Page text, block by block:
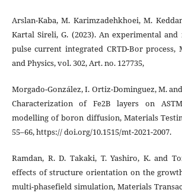
Arslan-Kaba, M. Karimzadehkhoei, M.
Kartal Sireli, G. (2023). An experimental
pulse current integrated CRTD-Bor process,
and Physics, vol. 302, Art. no. 127735,
Morgado-González, I. Ortiz-Dominguez, M.
Characterization of Fe2B layers on
modelling of boron diffusion, Materials
55–66, https:// doi.org/10.1515/mt-2021-2007.
Ramdan, R. D. Takaki, T. Yashiro, K. and
effects of structure orientation on the
multi-phasefield simulation, Materials